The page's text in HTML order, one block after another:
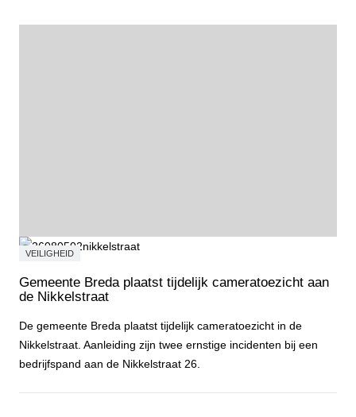
VEILIGHEID
Gemeente Breda plaatst tijdelijk cameratoezicht aan
de Nikkelstraat
De gemeente Breda plaatst tijdelijk cameratoezicht in de
Nikkelstraat. Aanleiding zijn twee ernstige incidenten bij een
bedrijfspand aan de Nikkelstraat 26.